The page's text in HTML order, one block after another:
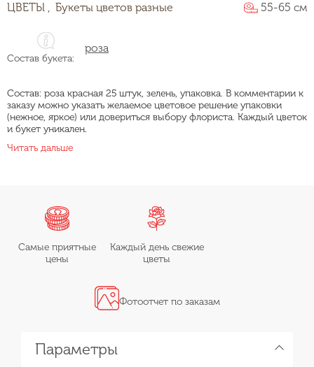
ЦВЕТЫ , Букеты цветов разные 55-65 см
Состав букета:
роза
Состав: роза красная 25 штук, зелень, упаковка. В комментарии к
заказу можно указать желаемое цветовое решение упаковки
(нежное, яркое) или довериться выбору флориста. Каждый цветок
и букет уникален.
Читать дальше
Самые приятные
цены
Каждый день свежие
цветы
Фотоотчет по заказам
Параметры